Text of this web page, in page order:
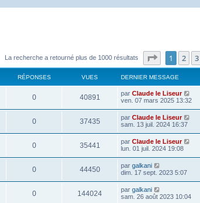
La recherche a retourné plus de 1000 résultats Page sur20
1 2 3
RÉPONSES VUES DERNIER MESSAGE
0 40891 par Claude le Liseur
ven. 07 mars 2025 13:32
0 37435 par Claude le Liseur
sam. 13 juil. 2024 16:37
0 35441 par Claude le Liseur
lun. 01 juil. 2024 19:08
0 44450 par galkani
dim. 17 sept. 2023 5:07
0 144024 par galkani
sam. 26 août 2023 10:04